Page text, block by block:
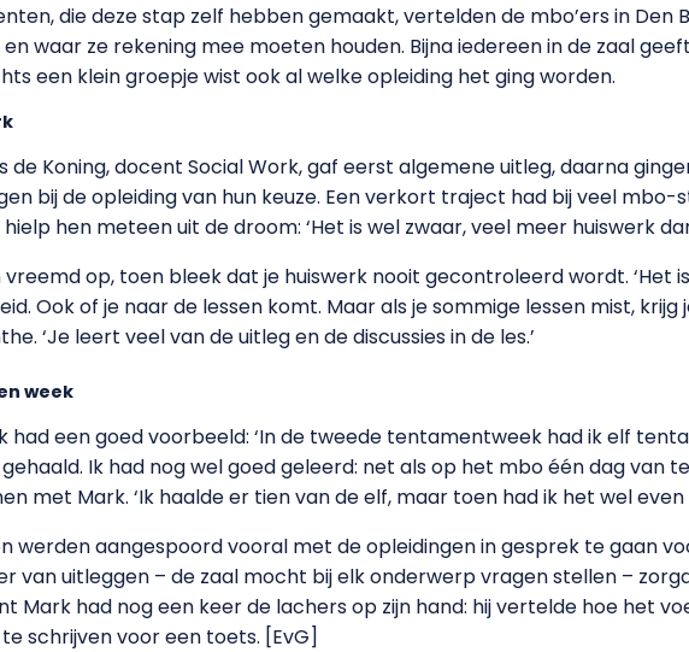
die deze stap zelf hebben gemaakt, vertelden de mbo’ers in Den
waar ze rekening mee moeten houden. Bijna iedereen in de zaal
een klein groepje wist ook al welke opleiding het ging worden.
de Koning, docent Social Work, gaf eerst algemene uitleg, daarna
bij de opleiding van hun keuze. Een verkort traject had bij veel
hen meteen uit de droom: ‘Het is wel zwaar, veel meer huiswerk
vreemd op, toen bleek dat je huiswerk nooit gecontroleerd wordt. ‘Het
Ook of je naar de lessen komt. Maar als je sommige lessen mist, krijg
‘Je leert veel van de uitleg en de discussies in de les.’
week
had een goed voorbeeld: ‘In de tweede tentamentweek had ik elf
Ik had nog wel goed geleerd: net als op het mbo één dag van
met Mark. ‘Ik haalde er tien van de elf, maar toen had ik het wel even
werden aangespoord vooral met de opleidingen in gesprek te gaan
van uitleggen – de zaal mocht bij elk onderwerp vragen stellen –
Mark had nog een keer de lachers op zijn hand: hij vertelde hoe het
schrijven voor een toets. [EvG]